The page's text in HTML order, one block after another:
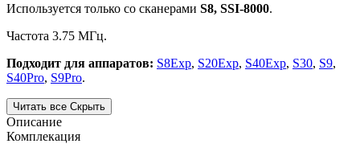
Используется только со сканерами S8, SSI-8000.
Частота 3.75 МГц.
Подходит для аппаратов: S8Exp, S20Exp, S40Exp, S30, S9,
S40Pro, S9Pro.
Читать все Скрыть
Описание
Комплекация